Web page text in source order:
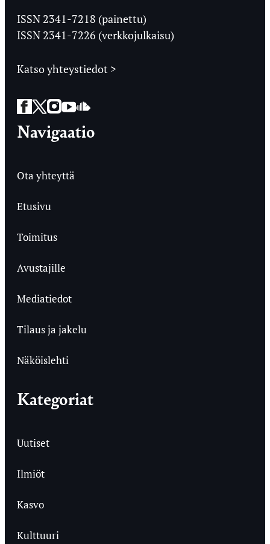
Ylioppilaslehti
ISSN 2341-7218 (painettu)
ISSN 2341-7226 (verkkojulkaisu)
Katso yhteystiedot >
Facebook
Twitter
Instagram
YouTube
SoundCloud
Navigaatio
Ota yhteyttä
Etusivu
Toimitus
Avustajille
Mediatiedot
Tilaus ja jakelu
Näköislehti
Kategoriat
Uutiset
Ilmiöt
Kasvo
Kulttuuri